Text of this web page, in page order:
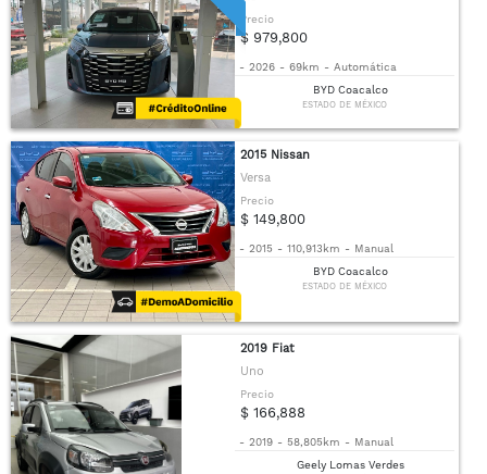
Precio
$ 979,800
- 2026 - 69km - Automática
BYD Coacalco
ESTADO DE MÉXICO
2015 Nissan
Versa
Precio
$ 149,800
- 2015 - 110,913km - Manual
BYD Coacalco
ESTADO DE MÉXICO
2019 Fiat
Uno
Precio
$ 166,888
- 2019 - 58,805km - Manual
Geely Lomas Verdes